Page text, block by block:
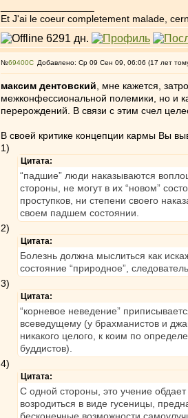
Et J'ai le coeur completement malade,
№69400 Добавлено: Ср 09 Сен 09, 06:06 (17 лет
максим дентовский , мне кажется,
межконфессиональной полемики, но и
перерождений. В связи с этим счел
В своей критике концепции кармы Вы
1)
Цитата:
“падшие” люди наказываются
стороны, не могут в их “новом”
проступков, ни степени своего
своем падшем состоянии.
2)
Цитата:
Болезнь должна мыслиться как
состояние “природное”,
3)
Цитата:
“корневое неведение”
всеведущему (у брахманистов и
никакого целого, к коим по
буддистов).
4)
Цитата:
С одной стороны, это учение
возродиться в виде гусеницы,